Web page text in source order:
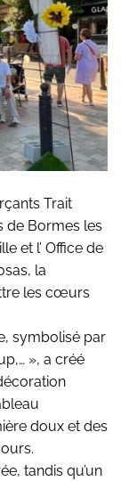
Trait
de Bormes les
et l’ Office de
la
les cœurs
symbolisé par
», a créé
doux et des
tandis qu’un